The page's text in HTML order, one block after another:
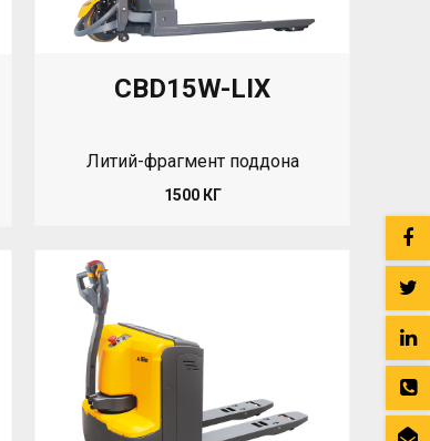
CBD15W-LIX
Литий-фрагмент поддона
1500 КГ